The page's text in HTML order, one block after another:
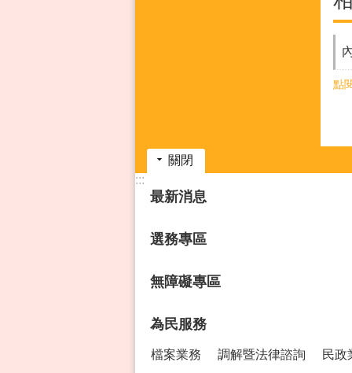
點
關閉
:::
最新消息
選務專區
無障礙專區
為民服務
檔案業務 調解暨法律諮詢 民政